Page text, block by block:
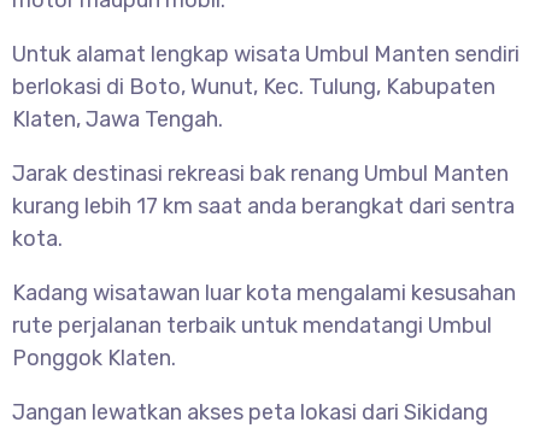
Untuk alamat lengkap wisata Umbul Manten sendiri
berlokasi di Boto, Wunut, Kec. Tulung, Kabupaten
Klaten, Jawa Tengah.
Jarak destinasi rekreasi bak renang Umbul Manten
kurang lebih 17 km saat anda berangkat dari sentra
kota.
Kadang wisatawan luar kota mengalami kesusahan
rute perjalanan terbaik untuk mendatangi Umbul
Ponggok Klaten.
Jangan lewatkan akses peta lokasi dari Sikidang